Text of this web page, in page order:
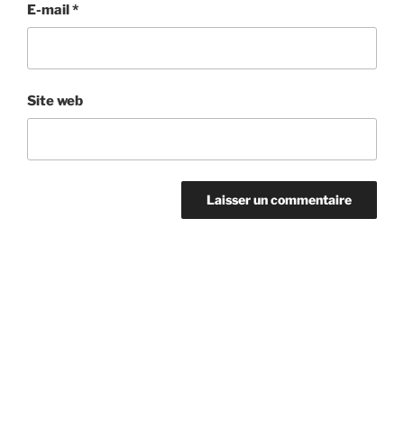
E-mail*
Site web